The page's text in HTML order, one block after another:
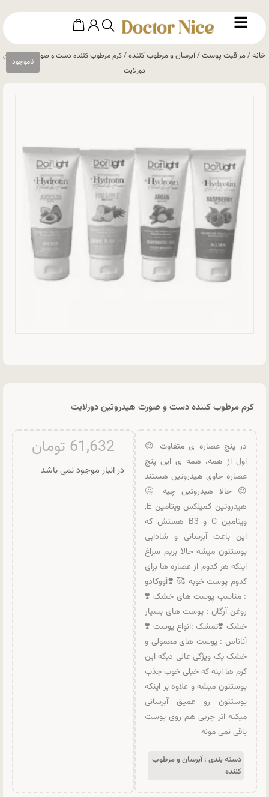
خانه/مراقبت پوست/آبرسان و مرطوب کننده/ کرم مرطوب کننده دست و صورت هیدروتین
دورلایت
کرم مرطوب کننده دست و صورت هیدروتین دورلایت
در پنج عصاره ی متفاوت 😍
اول از همه، همه ی این پنج
عصاره حاوی هیدروتین هستند
😍 حالا هیدروتین چیه 🤔
هیدروتین کمپلکس ویتامین E,
ویتامین C و B3 هستش که
این باعث آبرسانی و شادابی
پوستتون میشه حالا بریم سراغ
اینکه هر کدوم از عصاره ها برای
کدوم پوست خوبه 🥰 ❣️آووکادو
: مناسب پوست های خشک ❣️
روغن آرگان : پوست های بسیار
خشک ❣️تمشک :انواع پوست ❣️
آناناس : پوست های معمولی و
خشک یک ویژگی عالی دیگه این
کرم ها اینه که خیلی خوب جذب
پوستتون میشه و علاوه بر اینکه
پوستتون رو عمیق آبرسانی
میکنه اثر چربی هم روی پوست
باقی نمی مونه
دسته بندی :آبرسان و مرطوب
کننده
61,632 تومان
در انبار موجود نمی باشد